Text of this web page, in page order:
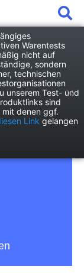
Nasensalbe
•
Warentests
nicht auf
sondern
technischen
unserem Test- und
sind
mit denen ggf.
Link gelangen